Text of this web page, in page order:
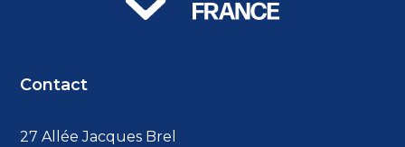
Contact
27 Allée Jacques Brel